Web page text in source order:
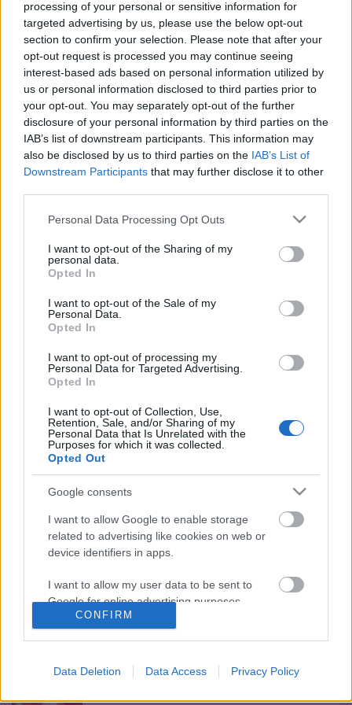
processing of your personal or sensitive information for
targeted advertising by us, please use the below opt-out
section to confirm your selection. Please note that after your
opt-out request is processed you may continue seeing
interest-based ads based on personal information utilized by
us or personal information disclosed to third parties prior to
your opt-out. You may separately opt-out of the further
disclosure of your personal information by third parties on the
IAB’s list of downstream participants. This information may
also be disclosed by us to third parties on the IAB’s List of
Downstream Participants that may further disclose it to other
Please note that this website/app uses one or more Google
not limited to your visit or usage behaviour. You may click to
grant or deny consent to Google and its third-party tags to
use your data for below specified purposes in below Google
consent section.
Personal Data Processing Opt Outs
I want to opt-out of the Sharing of my
personal data.
Opted In
I want to opt-out of the Sale of my
Personal Data.
Opted In
I want to opt-out of processing my
Personal Data for Targeted Advertising.
Opted In
I want to opt-out of Collection, Use,
Retention, Sale, and/or Sharing of my
Personal Data that Is Unrelated with the
Purposes for which it was collected.
Opted Out
Google consents
I want to allow Google to enable storage
related to advertising like cookies on web or
device identifiers in apps.
I want to allow my user data to be sent to
Google for online advertising purposes.
I want to allow Google to send me
related to analytics like cookies on web or
CONFIRM
Data Deletion Data Access Privacy Policy
szezon közben. Az utolsó csoportbeli összecsapást
november 28-án rendezik, a végső torna, a Red Bull
Salute-ra pedig december 13. és 16. között kerül
kerül sor. Ugyanebben az időpontban kezd egy
másik KHL-újonc, a Lev Praha – aki a cseh extraligás
Kladnót fogadja Liberecben –, soraiban Sofron
Istvánnal.Az online közvetítésmáris aktív, külön
bejegyzésben említik meg, hogy magyar játékos
ezen a meccsen debütál KHL-es csapatban. A cseh
várakozások megegyeznek korábbi információnkkal,
Sofron Surovyval és Szczechurával kezd a
harmadik sorban. A mérkőzést követően kiderülhet,
a magyar csatár kap-e KHL-es szerződést.
Címkék:sofron khl european trophy lev
Ajánlott bejegyzések:
Elköltöztünk
Bemutatkozik az UTE és az FTC is
Szlovák válogatott csatár a Mol Ligában